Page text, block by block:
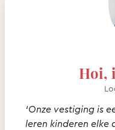
Hoi,
‘Onze vestiging is
leren kinderen elke